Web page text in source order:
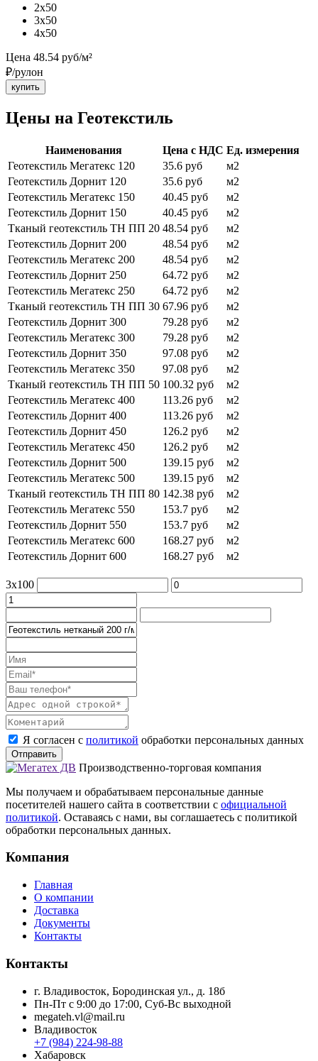
2x50
3x50
4x50
Цена 48.54 руб/м²
₽/рулон
купить
Цены на Геотекстиль
Наименования Цена с НДС Ед. измерения
Геотекстиль Мегатекс 120
35.6 руб
м2
Геотекстиль Дорнит 120
35.6 руб
м2
Геотекстиль Мегатекс 150
40.45 руб
м2
Геотекстиль Дорнит 150
40.45 руб
м2
Тканый геотекстиль ТН ПП 20 48.54 руб
м2
Геотекстиль Дорнит 200
48.54 руб
м2
Геотекстиль Мегатекс 200
48.54 руб
м2
Геотекстиль Дорнит 250
64.72 руб
м2
Геотекстиль Мегатекс 250
64.72 руб
м2
Тканый геотекстиль ТН ПП 30 67.96 руб
м2
Геотекстиль Дорнит 300
79.28 руб
м2
Геотекстиль Мегатекс 300
79.28 руб
м2
Геотекстиль Дорнит 350
97.08 руб
м2
Геотекстиль Мегатекс 350
97.08 руб
м2
Тканый геотекстиль ТН ПП 50 100.32 руб
м2
Геотекстиль Мегатекс 400
113.26 руб
м2
Геотекстиль Дорнит 400
113.26 руб
м2
Геотекстиль Дорнит 450
126.2 руб
м2
Геотекстиль Мегатекс 450
126.2 руб
м2
Геотекстиль Дорнит 500
139.15 руб
м2
Геотекстиль Мегатекс 500
139.15 руб
м2
Тканый геотекстиль ТН ПП 80 142.38 руб
м2
Геотекстиль Мегатекс 550
153.7 руб
м2
Геотекстиль Дорнит 550
153.7 руб
м2
Геотекстиль Мегатекс 600
168.27 руб
м2
Геотекстиль Дорнит 600
168.27 руб м2
3x100
Я согласен с политикой обработки персональных данных
Отправить
Производственно-торговая компания
Мы получаем и обрабатываем персональные данные
посетителей нашего сайта в соответствии с официальной
политикой. Оставаясь с нами, вы соглашаетесь с политикой
обработки персональных данных.
Компания
Главная
О компании
Доставка
Документы
Контакты
Контакты
г. Владивосток, Бородинская ул., д. 18б
Пн-Пт с 9:00 до 17:00, Суб-Вс выходной
megateh.vl@mail.ru
Владивосток
+7 (984) 224-98-88
Хабаровск